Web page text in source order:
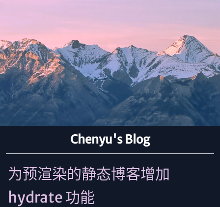
Chenyu's Blog
为预渲染的静态博客增加
hydrate 功能